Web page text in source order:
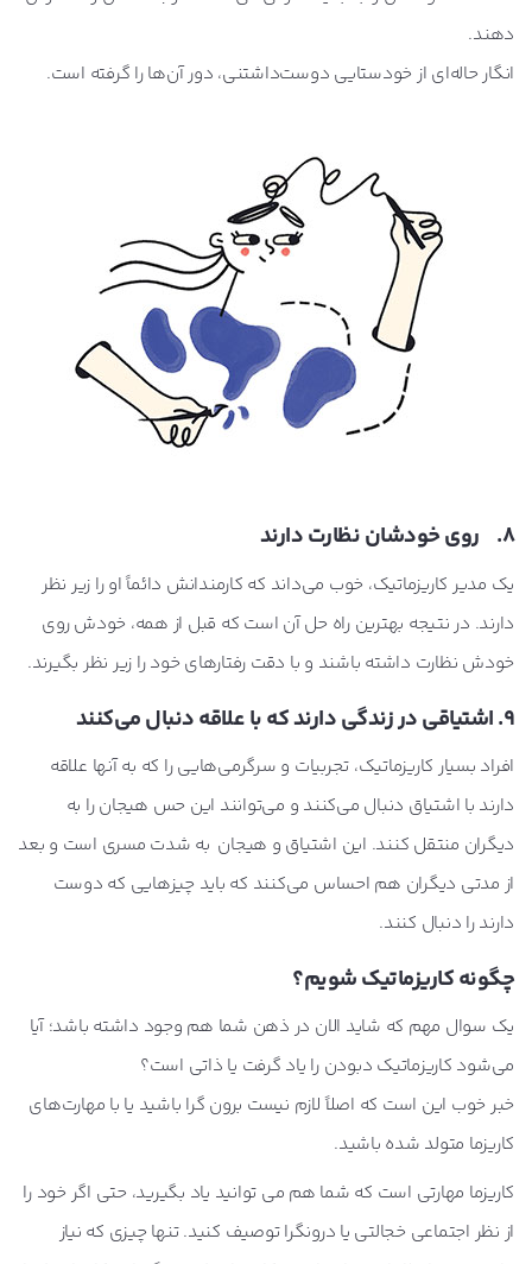
دهند.
انگار حاله‌ای از خودستایی دوست‌داشتنی، دور آن‌ها را گرفته است.
8. روی خودشان نظارت دارند
یک مدیر کاریزماتیک، خوب می‌داند که کارمندانش دائماً او را زیر نظر
دارند. در نتیجه بهترین راه حل آن است که قبل از همه، خودش روی
خودش نظارت داشته باشند و با دقت رفتارهای خود را زیر نظر بگیرند.
9. اشتیاقی در زندگی دارند که با علاقه دنبال می‌کنند
افراد بسیار کاریزماتیک، تجربیات و سرگرمی‌هایی را که به آنها علاقه
دارند با اشتیاق دنبال می‌کنند و می‌توانند این حس هیجان را به
دیگران منتقل کنند. این اشتیاق و هیجان به شدت مسری است و بعد
از مدتی دیگران هم احساس می‌کنند که باید چیزهایی که دوست
دارند را دنبال کنند.
چگونه کاریزماتیک شویم؟
یک سوال مهم که شاید الان در ذهن شما هم وجود داشته باشد؛ آیا
می‌شود کاریزماتیک دبودن را یاد گرفت یا ذاتی است؟
خبر خوب این است که اصلاً لازم نیست برون گرا باشید یا با مهارت‌های
کاریزما متولد شده باشید.
کاریزما مهارتی است که شما هم می توانید یاد بگیرید، حتی اگر خود را
از نظر اجتماعی خجالتی یا درونگرا توصیف کنید. تنها چیزی که نیاز